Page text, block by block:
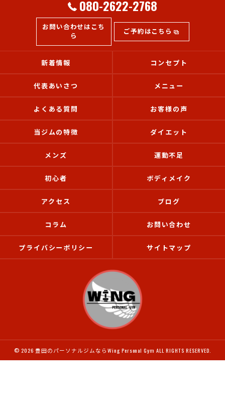
080-2622-2768
お問い合わせはこち
ら
ご予約はこちら
新着情報 コンセプト
代表あいさつ メニュー
よくある質問 お客様の声
当ジムの特徴 ダイエット
メンズ 運動不足
初心者 ボディメイク
アクセス ブログ
コラム お問い合わせ
プライバシーポリシー サイトマップ
© 2026 豊田のパーソナルジムならWing Personal Gym ALL RIGHTS RESERVED.